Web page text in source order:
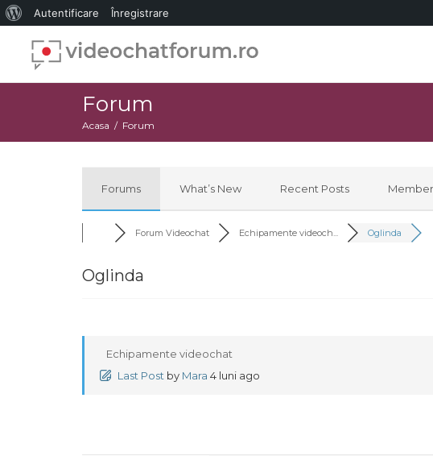
Despre
WordPress
Autentificare Înregistrare
Forum
Acasa Forum
Forums What’s New Recent Posts
Forum Videochat Echipamente videoch... Oglinda
Oglinda
Echipamente videochat
Last Post by Mara 4 luni ago